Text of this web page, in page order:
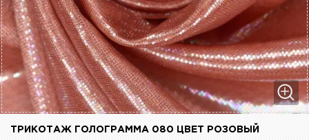
ТРИКОТАЖ ГОЛОГРАММА 080 ЦВЕТ РОЗОВЫЙ